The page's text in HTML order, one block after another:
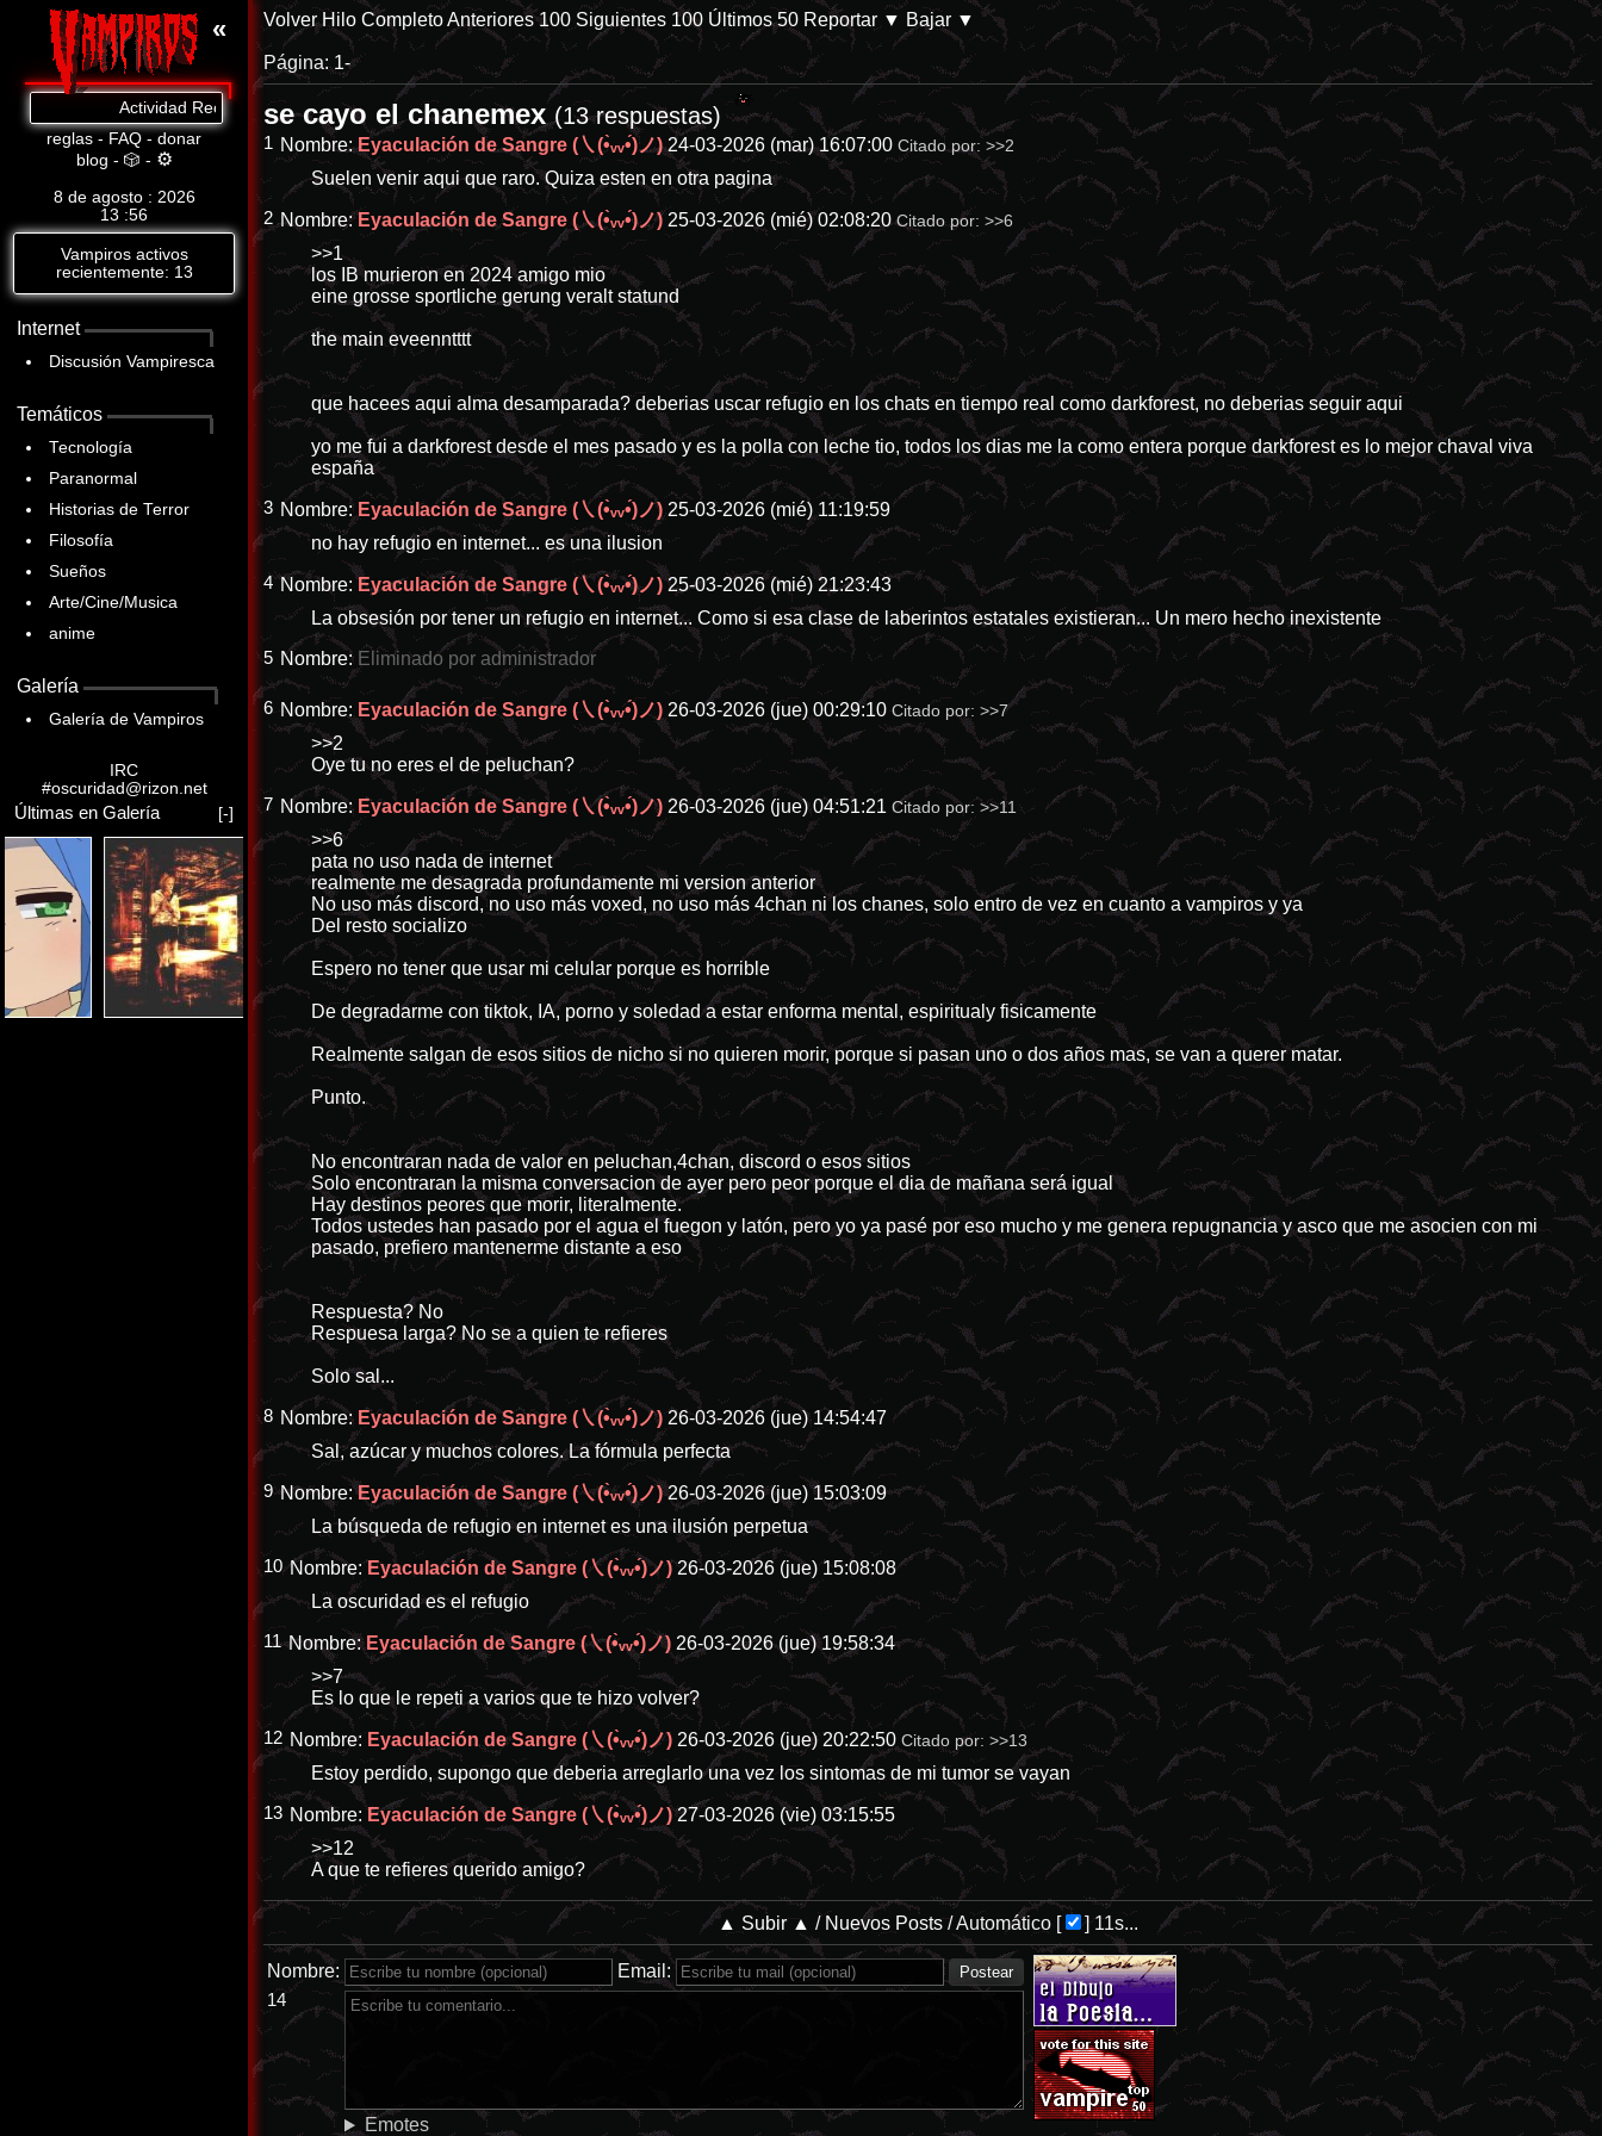
«
Actividad Reciente: Cat.8: https://www.abandomoviez.net/db/p-28144-categoria-8 En Prime Video. Parece que las películas de desastres naturales tienden a ser el idóneo campo de cultivo para las
reglas - FAQ - donar
blog - 🎲 - ⚙
8 de agosto : 2026
13 56
Vampiros activos
recientemente: 13
Internet
Discusión Vampiresca
Temáticos
Tecnología
Paranormal
Historias de Terror
Filosofía
Sueños
Arte/Cine/Musica
anime
Galería
Galería de Vampiros
IRC
#oscuridad@rizon.net
Últimas en Galería [-]
Volver Hilo CompletoAnteriores 100 Siguientes 100 Últimos 50 Reportar ▼ Bajar ▼
Página: 1-
se cayo el chanemex(13 respuestas)
1 Nombre:Eyaculación de Sangre (㇏(•̀ᵥᵥ•́)ノ) 24-03-2026 (mar) 16:07:00 Citado por:>>2
Suelen venir aqui que raro. Quiza esten en otra pagina
2 Nombre:Eyaculación de Sangre (㇏(•̀ᵥᵥ•́)ノ) 25-03-2026 (mié) 02:08:20 Citado por:>>6
>>1
los IB murieron en 2024 amigo mio
eine grosse sportliche gerung veralt statund
the main eveenntttt
que hacees aqui alma desamparada? deberias uscar refugio en los chats en tiempo real como darkforest, no deberias seguir aqui
yo me fui a darkforest desde el mes pasado y es la polla con leche tio, todos los dias me la como entera porque darkforest es lo mejor chaval viva
españa
3 Nombre: Eyaculación de Sangre (㇏(•̀ᵥᵥ•́)ノ) 25-03-2026 (mié) 11:19:59
no hay refugio en internet... es una ilusion
4 Nombre: Eyaculación de Sangre (㇏(•̀ᵥᵥ•́)ノ) 25-03-2026 (mié) 21:23:43
La obsesión por tener un refugio en internet... Como si esa clase de laberintos estatales existieran... Un mero hecho inexistente
5 Nombre: Eliminado por administrador
6 Nombre: Eyaculación de Sangre (㇏(•̀ᵥᵥ•́)ノ) 26-03-2026 (jue) 00:29:10 Citado por:>>7
>>2
Oye tu no eres el de peluchan?
7 Nombre: Eyaculación de Sangre (㇏(•̀ᵥᵥ•́)ノ) 26-03-2026 (jue) 04:51:21 Citado por:>>11
>>6
pata no uso nada de internet
realmente me desagrada profundamente mi version anterior
No uso más discord, no uso más voxed, no uso más 4chan ni los chanes, solo entro de vez en cuanto a vampiros y ya
Del resto socializo
Espero no tener que usar mi celular porque es horrible
De degradarme con tiktok, IA, porno y soledad a estar enforma mental, espiritualy fisicamente
Realmente salgan de esos sitios de nicho si no quieren morir, porque si pasan uno o dos años mas, se van a querer matar.
Punto.
No encontraran nada de valor en peluchan,4chan, discord o esos sitios
Solo encontraran la misma conversacion de ayer pero peor porque el dia de mañana será igual
Hay destinos peores que morir, literalmente.
Todos ustedes han pasado por el agua el fuegon y latón, pero yo ya pasé por eso mucho y me genera repugnancia y asco que me asocien con mi
pasado, prefiero mantenerme distante a eso
Respuesta? No
Respuesa larga? No se a quien te refieres
Solo sal...
8 Nombre: Eyaculación de Sangre (㇏(•̀ᵥᵥ•́)ノ) 26-03-2026 (jue) 14:54:47
Sal, azúcar y muchos colores. La fórmula perfecta
9 Nombre:Eyaculación de Sangre (㇏(•̀ᵥᵥ•́)ノ) 26-03-2026 (jue) 15:03:09
La búsqueda de refugio en internet es una ilusión perpetua
10 Nombre:Eyaculación de Sangre (㇏(•̀ᵥᵥ•́)ノ) 26-03-2026 (jue) 15:08:08
La oscuridad es el refugio
11 Nombre: Eyaculación de Sangre (㇏(•̀ᵥᵥ•́)ノ) 26-03-2026 (jue) 19:58:34
>>7
Es lo que le repeti a varios que te hizo volver?
12 Nombre: Eyaculación de Sangre (㇏(•̀ᵥᵥ•́)ノ) 26-03-2026 (jue) 20:22:50 Citado por:>>13
Estoy perdido, supongo que deberia arreglarlo una vez los sintomas de mi tumor se vayan
13 Nombre: Eyaculación de Sangre (㇏(•̀ᵥᵥ•́)ノ) 27-03-2026 (vie) 03:15:55
>>12
A que te refieres querido amigo?
▲ Subir ▲ / Nuevos Posts /Automático [ ] 11s...
Nombre: Email:
14
Emotes